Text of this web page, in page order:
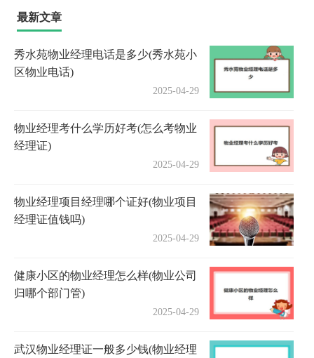
最新文章
秀水苑物业经理电话是多少(秀水苑小
区物业电话)
2025-04-29
物业经理考什么学历好考(怎么考物业
经理证)
2025-04-29
物业经理项目经理哪个证好(物业项目
经理证值钱吗)
2025-04-29
健康小区的物业经理怎么样(物业公司
归哪个部门管)
2025-04-29
武汉物业经理证一般多少钱(物业经理